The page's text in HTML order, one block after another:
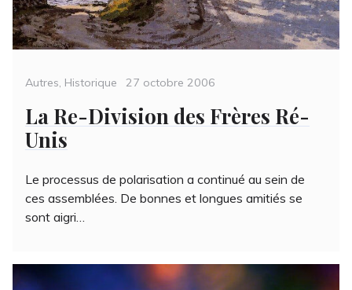
Categories
Autres, Historique
Posted
27 octobre 2006
La Re-Division des Frères Ré-
Unis
Le processus de polarisation a continué au sein de
ces assemblées. De bonnes et longues amitiés se
sont aigri…